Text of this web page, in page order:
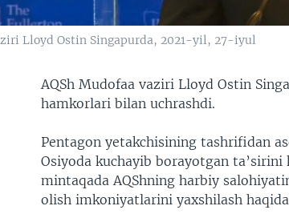
Lloyd Ostin Singapurda, 2021-yil, 27-iyul
AQSh Mudofaa vaziri Lloyd Ostin
hamkorlari bilan uchrashdi.
Pentagon yetakchisining tashrifidan
Osiyoda kuchayib borayotgan
mintaqada AQShning harbiy
olish imkoniyatlarini yaxshilash